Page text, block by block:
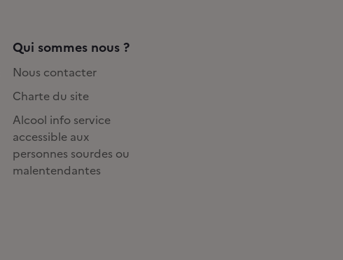
Qui sommes nous ?
Nous contacter
Charte du site
Alcool info service
accessible aux
personnes sourdes ou
malentendantes